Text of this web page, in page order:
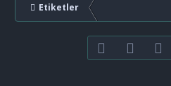
Etiketler
FacebookTwitter